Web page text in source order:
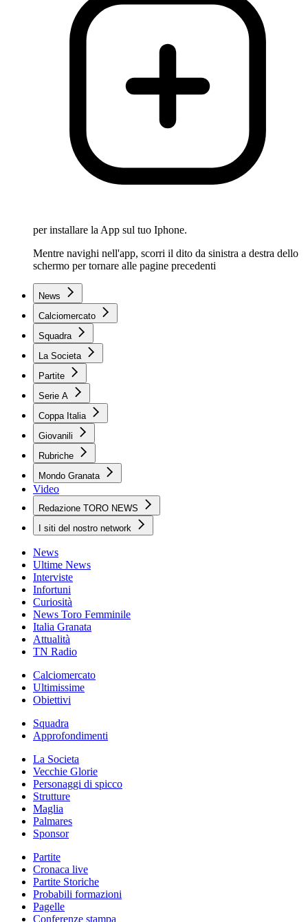
per installare la App sul tuo Iphone.
Mentre navighi nell'app, scorri il dito da sinistra a destra dello
schermo per tornare alle pagine precedenti
News
Calciomercato
Squadra
La Societa
Partite
Serie A
Coppa Italia
Giovanili
Rubriche
Mondo Granata
Video
Redazione TORO NEWS
I siti del nostro network
News
Ultime News
Interviste
Infortuni
Curiosità
News Toro Femminile
Italia Granata
Attualità
TN Radio
Calciomercato
Ultimissime
Obiettivi
Squadra
Approfondimenti
La Societa
Vecchie Glorie
Personaggi di spicco
Strutture
Maglia
Palmares
Sponsor
Partite
Cronaca live
Partite Storiche
Probabili formazioni
Pagelle
Conferenze stampa